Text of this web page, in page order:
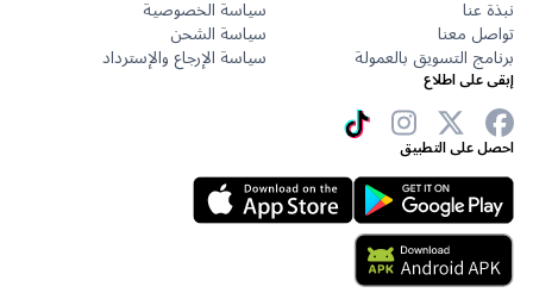
معنا
التسويق بالعمولة
سياسة الخصوصية
سياسة الشحن
سياسة الإرجاع والإسترداد
اطلاع
على التطبيق